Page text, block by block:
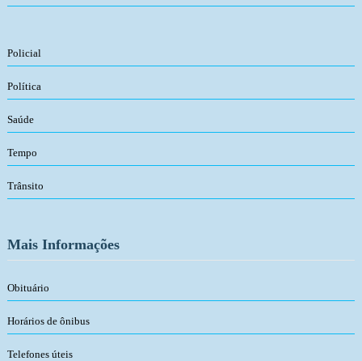
Policial
Política
Saúde
Tempo
Trânsito
Mais Informações
Obituário
Horários de ônibus
Telefones úteis